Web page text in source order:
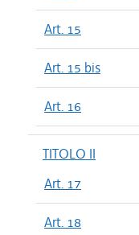
Art. 15
Art. 15 bis
Art. 16
TITOLO II
Art. 17
Art. 18